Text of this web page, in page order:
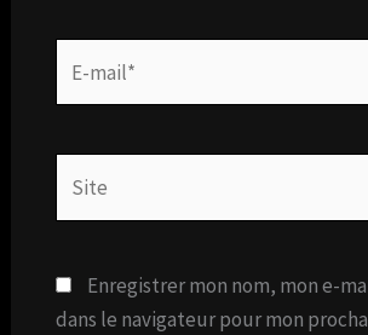
mail*
Enregistrer mon nom, mon e-
dans le navigateur pour mon